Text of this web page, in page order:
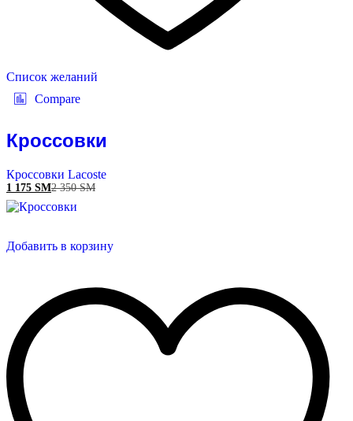
Список желаний
Compare
Кроссовки
Кроссовки Lacoste
1 175 ЅМ2 350ЅМ
Добавить в корзину